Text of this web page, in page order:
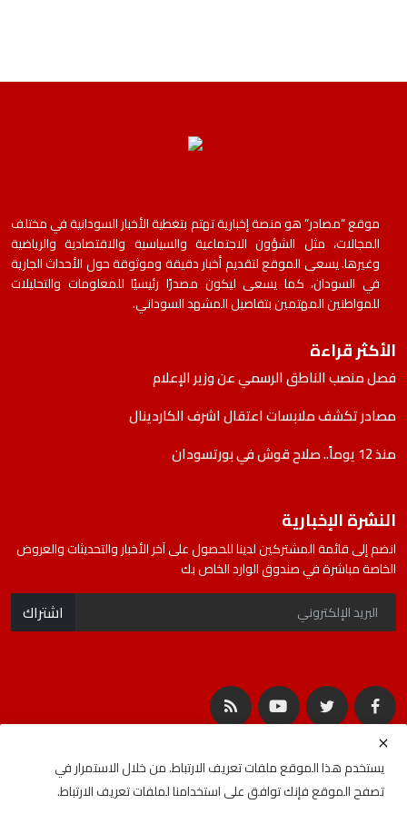
موقع “مصادر” هو منصة إخبارية تهتم بتغطية الأخبار السودانية في مختلف
المجالات، مثل الشؤون الاجتماعية والسياسية والاقتصادية والرياضية
وغيرها. يسعى الموقع لتقديم أخبار دقيقة وموثوقة حول الأحداث الجارية
في السودان، كما يسعى ليكون مصدرًا رئيسيًا للمعلومات والتحليلات
للمواطنين المهتمين بتفاصيل المشهد السوداني.
الأكثر قراءة
فصل منصب الناطق الرسمي عن وزير الإعلام
مصادر تكشف ملابسات اعتقال اشرف الكاردينال
منذ 12 يوماً.. صلاح قوش في بورتسودان
النشرة الإخبارية
انضم إلى قائمة المشتركين لدينا للحصول على آخر الأخبار والتحديثات والعروض
الخاصة مباشرة في صندوق الوارد الخاص بك
اشتراك
يستخدم هذا الموقع ملفات تعريف الارتباط. من خلال الاستمرار في
تصفح الموقع فإنك توافق على استخدامنا لملفات تعريف الارتباط.